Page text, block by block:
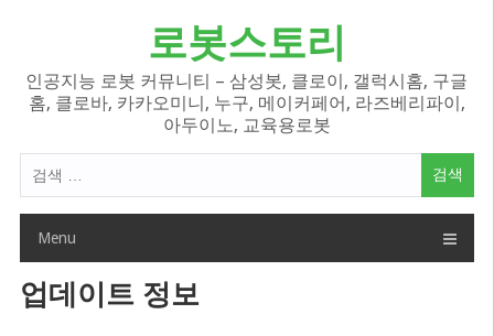
로봇스토리
인공지능 로봇 커뮤니티 – 삼성봇, 클로이, 갤럭시홈, 구글
홈, 클로바, 카카오미니, 누구, 메이커페어, 라즈베리파이,
아두이노, 교육용로봇
색
Menu
업데이트 정보